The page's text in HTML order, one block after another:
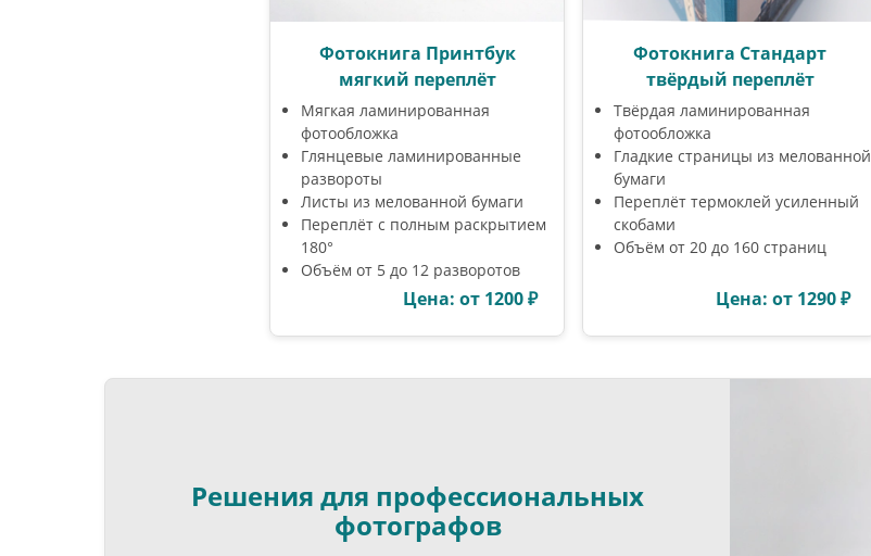
Фотокнига Принтбук
мягкий переплёт
Мягкая ламинированная
фотообложка
Глянцевые ламинированные
развороты
Листы из мелованной бумаги
Переплёт с полным раскрытием
180°
Объём от 5 до 12 разворотов
Цена: от 1200 ₽
Фотокнига Стандарт
твёрдый переплёт
Твёрдая ламинированная
фотообложка
Гладкие страницы из мелованной
бумаги
Переплёт термоклей усиленный
скобами
Объём от 20 до 160 страниц
Цена: от 1290 ₽
Решения для профессиональных
фотографов